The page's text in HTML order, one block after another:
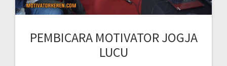
PEMBICARA MOTIVATOR JOGJA
LUCU